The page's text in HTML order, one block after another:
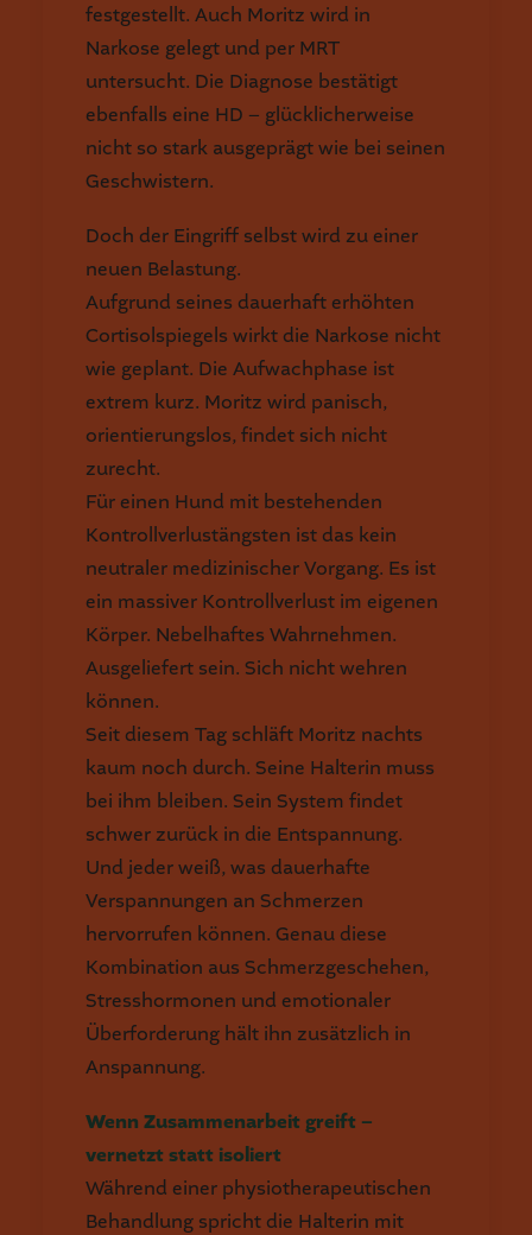
festgestellt. Auch Moritz wird in
Narkose gelegt und per MRT
untersucht. Die Diagnose bestätigt
ebenfalls eine HD – glücklicherweise
nicht so stark ausgeprägt wie bei seinen
Geschwistern.
Doch der Eingriff selbst wird zu einer
neuen Belastung.
Aufgrund seines dauerhaft erhöhten
Cortisolspiegels wirkt die Narkose nicht
wie geplant. Die Aufwachphase ist
extrem kurz. Moritz wird panisch,
orientierungslos, findet sich nicht
zurecht.
Für einen Hund mit bestehenden
Kontrollverlustängsten ist das kein
neutraler medizinischer Vorgang. Es ist
ein massiver Kontrollverlust im eigenen
Körper. Nebelhaftes Wahrnehmen.
Ausgeliefert sein. Sich nicht wehren
können.
Seit diesem Tag schläft Moritz nachts
kaum noch durch. Seine Halterin muss
bei ihm bleiben. Sein System findet
schwer zurück in die Entspannung.
Und jeder weiß, was dauerhafte
Verspannungen an Schmerzen
hervorrufen können. Genau diese
Kombination aus Schmerzgeschehen,
Stresshormonen und emotionaler
Überforderung hält ihn zusätzlich in
Anspannung.
Wenn Zusammenarbeit greift –
vernetzt statt isoliert
Während einer physiotherapeutischen
Behandlung spricht die Halterin mit